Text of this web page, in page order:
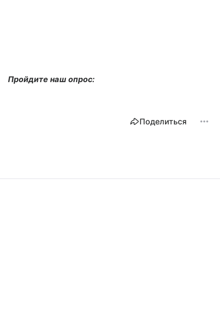
Пройдите наш опрос:
Поделиться